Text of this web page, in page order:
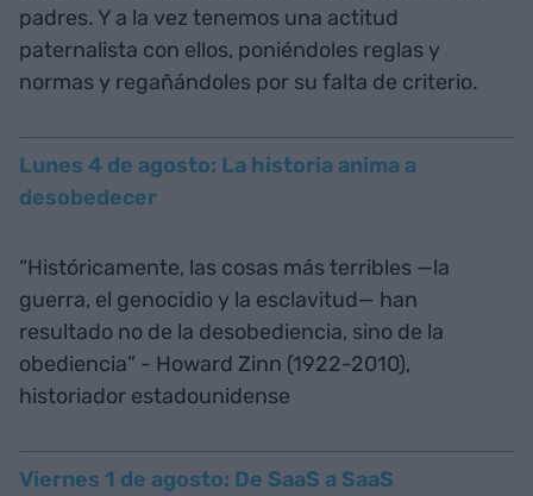
padres. Y a la vez tenemos una actitud
paternalista con ellos, poniéndoles reglas y
normas y regañándoles por su falta de criterio.
Lunes 4 de agosto: La historia anima a
desobedecer
“Históricamente, las cosas más terribles —la
guerra, el genocidio y la esclavitud— han
resultado no de la desobediencia, sino de la
obediencia” - Howard Zinn (1922-2010),
historiador estadounidense
Viernes 1 de agosto: De SaaS a SaaS